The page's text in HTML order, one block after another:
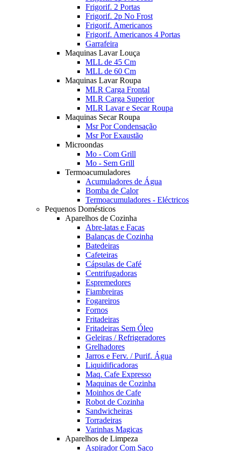
Frigorif. 2 Portas
Frigorif. 2p No Frost
Frigorif. Americanos
Frigorif. Americanos 4 Portas
Garrafeira
Maquinas Lavar Louça
MLL de 45 Cm
MLL de 60 Cm
Maquinas Lavar Roupa
MLR Carga Frontal
MLR Carga Superior
MLR Lavar e Secar Roupa
Maquinas Secar Roupa
Msr Por Condensação
Msr Por Exaustão
Microondas
Mo - Com Grill
Mo - Sem Grill
Termoacumuladores
Acumuladores de Água
Bomba de Calor
Termoacumuladores - Eléctricos
Pequenos Domésticos
Aparelhos de Cozinha
Abre-latas e Facas
Balanças de Cozinha
Batedeiras
Cafeteiras
Cápsulas de Café
Centrifugadoras
Espremedores
Fiambreiras
Fogareiros
Fornos
Fritadeiras
Fritadeiras Sem Óleo
Geleiras / Refrigeradores
Grelhadores
Jarros e Ferv. / Purif. Água
Liquidificadoras
Maq. Cafe Expresso
Maquinas de Cozinha
Moinhos de Cafe
Robot de Cozinha
Sandwicheiras
Torradeiras
Varinhas Magicas
Aparelhos de Limpeza
Aspirador Com Saco